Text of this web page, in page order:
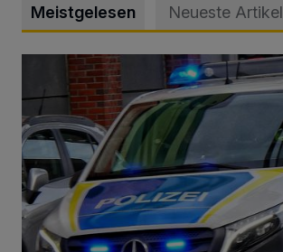
Meistgelesen Neueste Artikel
Mann beschädigt Autos in Parkhaus